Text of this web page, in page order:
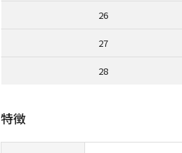
特徴
26
27
28